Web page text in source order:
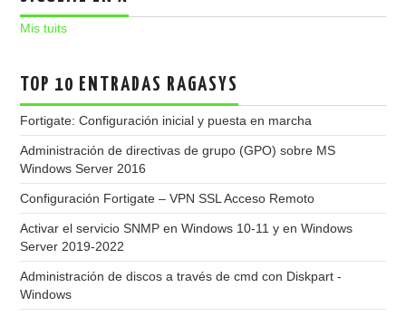
Mis tuits
TOP 10 ENTRADAS RAGASYS
Fortigate: Configuración inicial y puesta en marcha
Administración de directivas de grupo (GPO) sobre MS
Windows Server 2016
Configuración Fortigate – VPN SSL Acceso Remoto
Activar el servicio SNMP en Windows 10-11 y en Windows
Server 2019-2022
Administración de discos a través de cmd con Diskpart -
Windows